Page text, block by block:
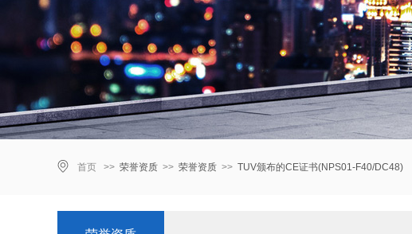
首页 >> 荣誉资质 >> 荣誉资质 >> TUV颁布的CE证书(NPS01-F40/DC48)